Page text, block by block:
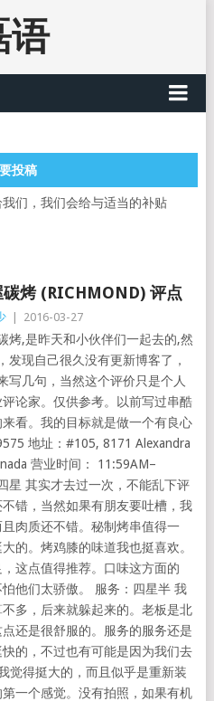
语
投稿
们，我们会给与适当的补贴
碳烤 (RICHMOND) 评点
2016-03-27
烤,是昨天和小伙伴们一起去的,然
发现自己很久没有更新博客了，
写几句，当然这个评价只是个人
论家。仅供参考。以前写过串酷
看。我的目标就是做一个有良心
地址：#105, 8171 Alexandra
营业时间： 11:59AM–
星 其实才去过一次，不能乱下评
错，当然如果有朋友要吐槽，我
肉质还不错。秘制烤串值得一
的。烤鸡膝的味道我也挺喜欢。
这点值得推荐。口味这方面的
他们太骄傲。 服务：四星半 我
多，后来就躲起来的。老板是北
还是很舒服的。服务的服务还是
的，不过也有可能是因为我们去
觉得挺大的，而且似乎是重新装
一个感觉。没有拍照，如果有机